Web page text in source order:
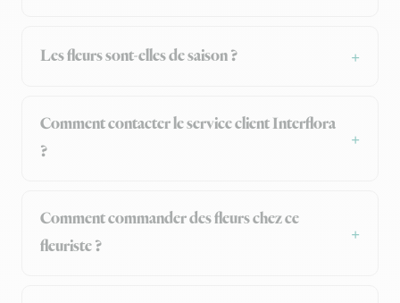
Les fleurs sont-elles de saison ?
Comment contacter le service client Interflora
?
Comment commander des fleurs chez ce
fleuriste ?